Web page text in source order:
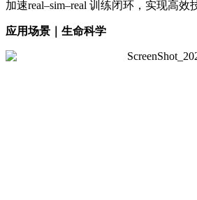
加速real–sim–real 训练闭环，实现高效
应用场景｜生命科学